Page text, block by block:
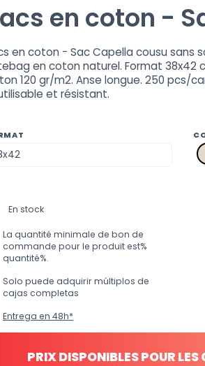
en coton -
en coton - Sac Capella cousu sans
en coton naturel. Format 38x42
120 gr/m2. Anse longue. 250 pcs/
et résistant.
En stock
La quantité minimale de bon de
commande pour le produit est%
quantité%.
Solo puede adquirir múltiplos de
cajas completas
Entrega en 48h*
PRIX DISPONIBLES POUR LES